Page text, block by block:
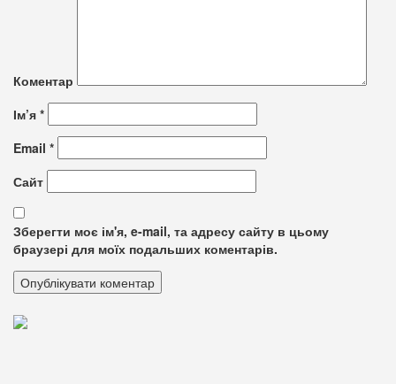
Коментар
Ім’я *
Email *
Сайт
Зберегти моє ім'я, e-mail, та адресу сайту в цьому
браузері для моїх подальших коментарів.